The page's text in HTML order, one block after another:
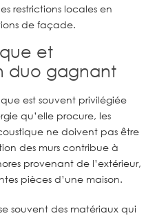
restrictions locales en
de façade.
et
duo gagnant
est souvent privilégiée
qu’elle procure, les
ne doivent pas être
des murs contribue à
provenant de l’extérieur,
pièces d’une maison.
souvent des matériaux qui